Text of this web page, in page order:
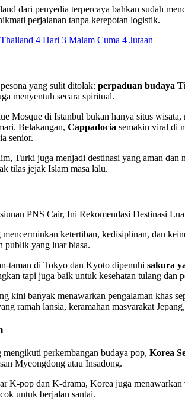
dari penyedia terpercaya bahkan sudah
perjalanan tanpa kerepotan logistik.
4 Hari 3 Malam Cuma 4 Jutaan
yang sulit ditolak: perpaduan budaya
menyentuh secara spiritual.
Mosque di Istanbul bukan hanya situs
Belakangan, Cappadocia semakin viral di
senior.
Turki juga menjadi destinasi yang aman dan
tilas jejak Islam masa lalu.
mencerminkan ketertiban, kedisiplinan, dan
publik yang luar biasa.
taman di Tokyo dan Kyoto dipenuhi sakura
tapi juga baik untuk kesehatan tulang
kini banyak menawarkan pengalaman khas
ramah lansia, keramahan masyarakat
perkembangan budaya pop, Korea
Myeongdong atau Insadong.
K-pop dan K-drama, Korea juga menawarkan
untuk berjalan santai.